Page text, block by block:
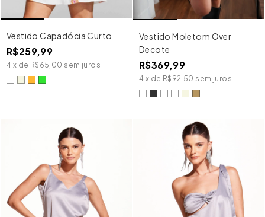
Vestido Capadócia Curto
R$259,99
4 x de R$65,00 sem juros
Vestido Moletom Over
Decote
R$369,99
4 x de R$92,50 sem juros